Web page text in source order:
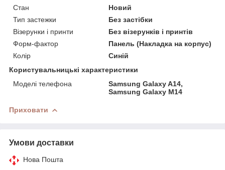
Стан
Новий
Тип застежки
Без застібки
Візерунки і принти
Без візерунків і принтів
Форм-фактор
Панель (Накладка на корпус)
Колір
Синій
Користувальницькі характеристики
Моделі телефона
Samsung Galaxy A14,
Samsung Galaxy M14
Приховати
Умови доставки
Нова Пошта